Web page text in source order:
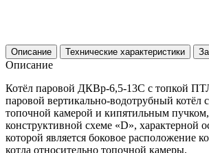
Описание Технические характеристики
Описание
Котёл паровой ДКВр-6,5-13С с топкой
паровой вертикально-водотрубный котёл
топочной камерой и кипятильным
конструктивной схеме «D», характерной
которой является боковое расположение
котла относительно топочной камеры.